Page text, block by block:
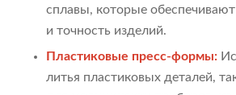
сплавы, которые
и точность изделий.
Пластиковые пресс-формы:
литья пластиковых деталей,